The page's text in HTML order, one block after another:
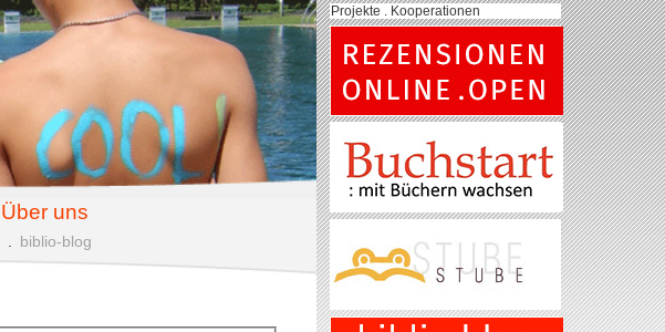
Über uns
biblio-blog
Projekte . Kooperationen